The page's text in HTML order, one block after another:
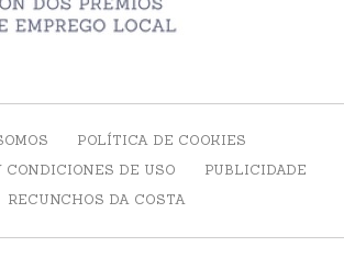
POLÍTICA DE COOKIES
CONDICIONES DE USO
PUBLICIDADE
RECUNCHOS DA COSTA